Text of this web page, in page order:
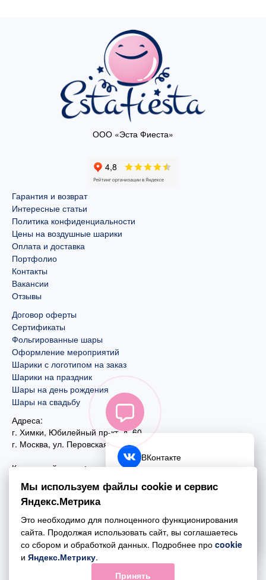
ООО «Эста Фиеста»
Гарантия и возврат
Интересные статьи
Политика конфиденциальности
Цены на воздушные шарики
Оплата и доставка
Портфолио
Контакты
Вакансии
Отзывы
Договор оферты
Сертификаты
Фольгированные шары
Оформление мероприятий
Шарики с логотипом на заказ
Шарики на праздник
Шары на день рождения
Шары на свадьбу
Адреса:
г. Химки, Юбилейный пр-кт, д. 60
г. Москва, ул. Перовская, д. 59
Контактный номер:
+7 (495) 970-44-75
Почта:
mail@esta-fiesta.ru
Режим работы интернет-магазина:
ПН-ВС с 09:00 до 21:00
ВКонтакте
Telegram
Обратный звонок
Мы используем файлы cookie и сервис
Яндекс.Метрика
Это необходимо для полноценного функционирования
сайта. Продолжая использовать сайт, вы соглашаетесь
со сбором и обработкой данных. Подробнее про cookie
и Яндекс.Метрику.
Принять